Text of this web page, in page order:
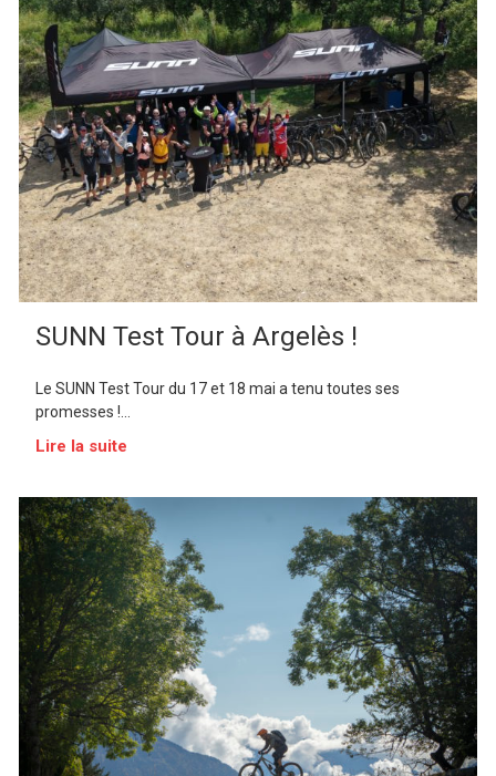
SUNN Test Tour à Argelès !
Le SUNN Test Tour du 17 et 18 mai a tenu toutes ses
promesses !...
Lire la suite